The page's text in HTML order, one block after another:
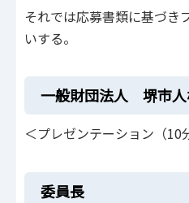
それでは応募書類に基づき
いする。
一般財団法人 堺市人
＜プレゼンテーション（10
委員長